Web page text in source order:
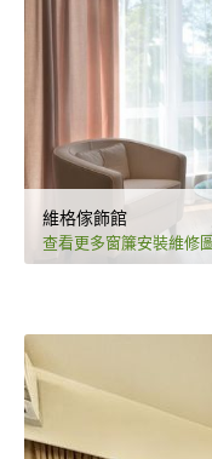
維格傢飾館
查看更多窗簾安裝維修